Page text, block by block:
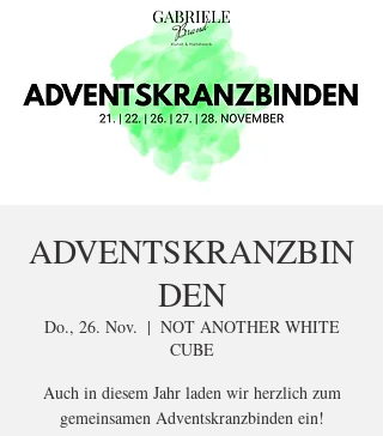
ADVENTSKRANZBIN
DEN
Do., 26. Nov.
  |
NOT ANOTHER WHITE
CUBE
Auch in diesem Jahr laden wir herzlich zum
gemeinsamen Adventskranzbinden ein!